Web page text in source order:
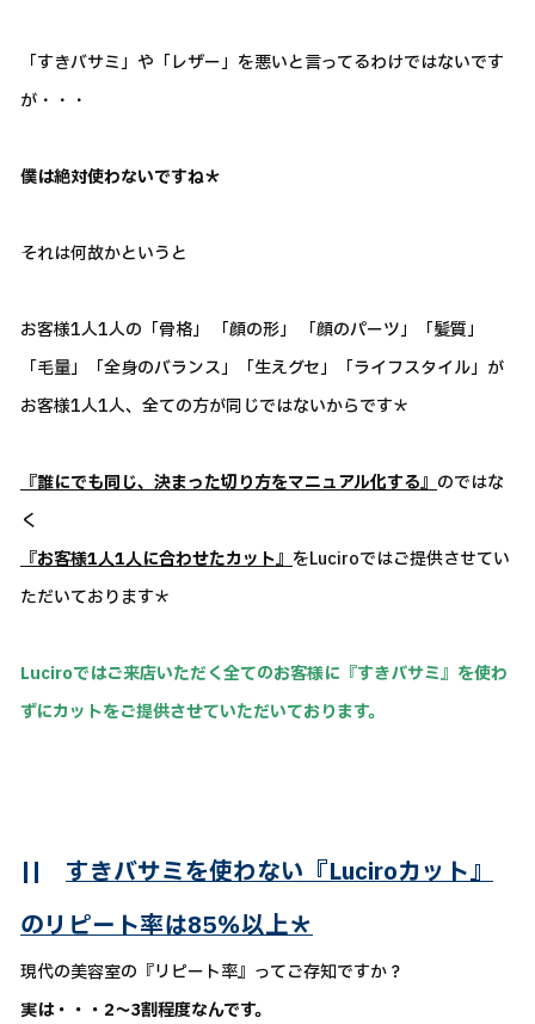
「すきバサミ」や「レザー」を悪いと言ってるわけではないです
が・・・
僕は絶対使わないですね＊
それは何故かというと
お客様1人1人の「骨格」 「顔の形」 「顔のパーツ」「髪質」
「毛量」「全身のバランス」「生えグセ」「ライフスタイル」が
お客様1人1人、全ての方が同じではないからです＊
『誰にでも同じ、決まった切り方をマニュアル化する』 のではな
く
『お客様1人1人に合わせたカット』 をLuciroではご提供させてい
ただいております＊
Luciroではご来店いただく全てのお客様に『すきバサミ』を使わ
ずにカットをご提供させていただいております。
|| すきバサミを使わない『Luciroカット』
のリピート率は85％以上＊
現代の美容室の『リピート率』ってご存知ですか？
実は・・・2～3割程度なんです。